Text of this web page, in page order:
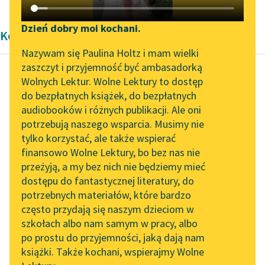
Katalog DAISY
Podkasty o książkach
Zgłoś brak utworu
Aktualności
„Prokurator Alicja Horn”
do słuchania
Byliśmy częścią AI Impact
Lab
Zapraszamy na spotkanie
online z tłumaczkami
literatury skandynawskiej
Spotkanie z Katarzyną
Tunkiel w Oslo
102. lata temu zmarł
Joseph Conrad
Narzędzia
Mapa Wolnych Lektur
Leśmianator
Przewodnik dla piszących i
czytających
API
OAI-PMH
Widget Wolnych Lektur
Przypisy
Dzień dobry moi kochani.
Nazywam się Paulina Holtz i mam wielki
zaszczyt i przyjemność być ambasadorką
Wolnych Lektur. Wolne Lektury to dostęp
do bezpłatnych książek, do bezpłatnych
audiobooków i różnych publikacji. Ale oni
potrzebują naszego wsparcia. Musimy nie
tylko korzystać, ale także wspierać
finansowo Wolne Lektury, bo bez nas nie
przeżyją, a my bez nich nie będziemy mieć
dostępu do fantastycznej literatury, do
potrzebnych materiałów, które bardzo
często przydają się naszym dzieciom w
szkołach albo nam samym w pracy, albo
po prostu do przyjemności, jaką dają nam
książki. Także kochani, wspierajmy Wolne
Komedia Starożytność
Plaut
Kupiec
Twarde prawo,
dalibóg, krępuje
kobietę
I tak biedną ją czyni,
jak nigdy mężczyznę!
Bo jeśli...
Czytaj więcej